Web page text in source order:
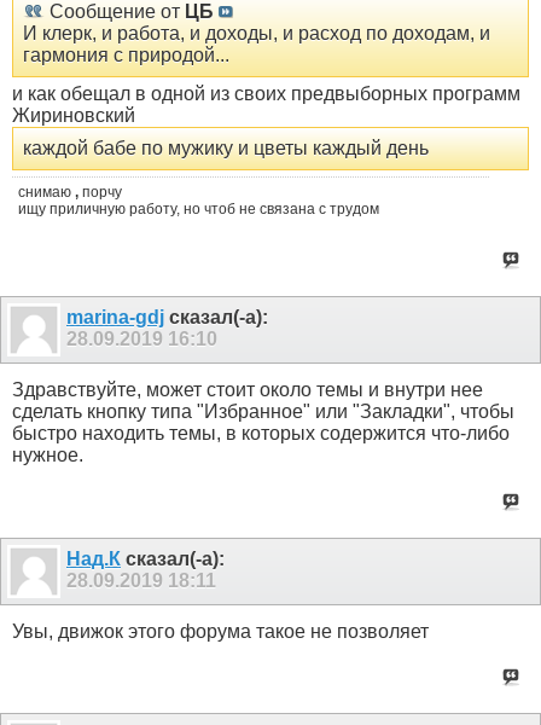
Сообщение от ЦБ
И клерк, и работа, и доходы, и расход по доходам, и
гармония с природой...
и как обещал в одной из своих предвыборных программ
Жириновский
каждой бабе по мужику и цветы каждый день
снимаю , порчу
ищу приличную работу, но чтоб не связана с трудом
marina-gdj сказал(-а):
28.09.2019 16:10
Здравствуйте, может стоит около темы и внутри нее
сделать кнопку типа "Избранное" или "Закладки", чтобы
быстро находить темы, в которых содержится что-либо
нужное.
Над.К сказал(-а):
28.09.2019 18:11
Увы, движок этого форума такое не позволяет